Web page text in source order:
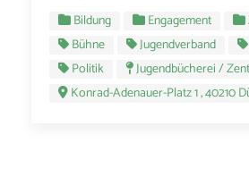
Bildung Engagement
Bühne
Jugendverband
Politik
Jugendbücherei /
Konrad-Adenauer-Platz 1 , 40210